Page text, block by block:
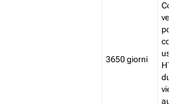
3650 giorni
viene